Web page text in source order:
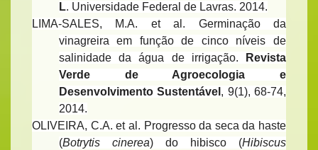
L. Universidade Federal de Lavras. 2014.
LIMA-SALES, M.A. et al. Germinação da
vinagreira em função de cinco níveis de
salinidade da água de irrigação.
Revista
Verde de Agroecologia e
Desenvolvimento Sustentável , 9(1), 68-74,
2014.
OLIVEIRA, C.A. et al. Progresso da seca da haste
(Botrytis cinerea) do hibisco (Hibiscus